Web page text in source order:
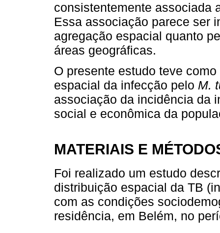
consistentemente associada
Essa associação parece ser
agregação espacial quanto
áreas geográficas.
O presente estudo teve
espacial da infecção pelo M.
associação da incidência da
social e econômica da
MATERIAIS E
Foi realizado um estudo
distribuição espacial da TB
com as condições
residência, em Belém, no